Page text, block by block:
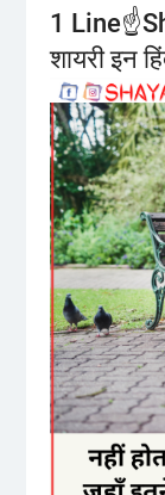
1
शायरी इन